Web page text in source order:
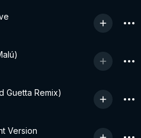
Guetta Remix)
Version